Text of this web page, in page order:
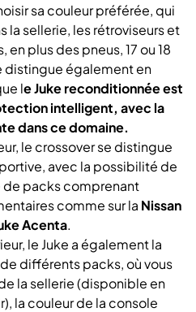
sa couleur préférée, qui
la sellerie, les rétroviseurs et
plus des pneus, 17 ou 18
distingue également en
le Juke reconditionnée est
intelligent, avec la
dans ce domaine.
le crossover se distingue
avec la possibilité de
de packs comprenant
comme sur la Nissan
Acenta.
le Juke a également la
différents packs, où vous
la sellerie (disponible en
la couleur de la console